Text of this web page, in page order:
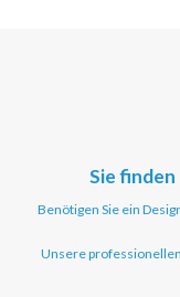
Sie finden
Benötigen Sie ein
Unsere